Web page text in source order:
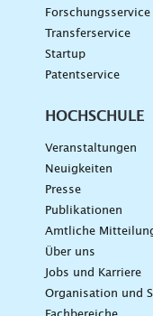
Forschungsservice
Transferservice
Startup
Patentservice
HOCHSCHULE
Veranstaltungen
Neuigkeiten
Presse
Publikationen
Amtliche
Über uns
Jobs und Karriere
Organisation und